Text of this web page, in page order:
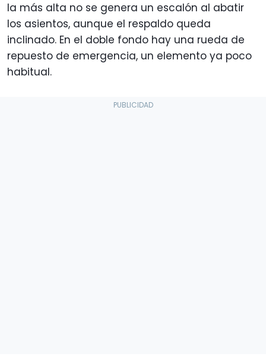
la más alta no se genera un escalón al abatir
los asientos, aunque el respaldo queda
inclinado. En el doble fondo hay una rueda de
repuesto de emergencia, un elemento ya poco
habitual.